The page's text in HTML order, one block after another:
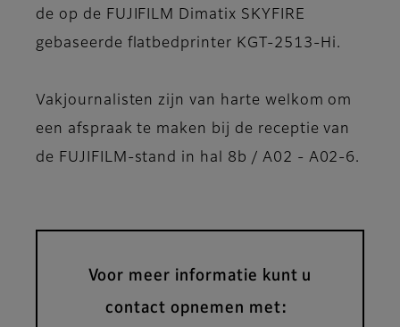
de op de FUJIFILM Dimatix SKYFIRE
gebaseerde flatbedprinter KGT-2513-Hi.
Vakjournalisten zijn van harte welkom om
een afspraak te maken bij de receptie van
de FUJIFILM-stand in hal 8b / A02 - A02-6.
Voor meer informatie kunt u
contact opnemen met: